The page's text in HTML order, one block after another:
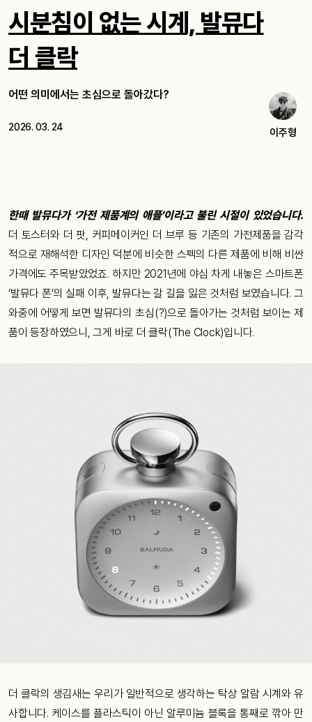
시분침이 없는 시계, 발뮤다
더 클락
어떤 의미에서는 초심으로 돌아갔다?
2026. 03. 24 이주형
한때 발뮤다가 ‘가전 제품계의 애플’이라고 불린 시절이 있었습니다.
더 토스터와 더 팟, 커피메이커인 더 브루 등 기존의 가전제품을 감각
적으로 재해석한 디자인 덕분에 비슷한 스펙의 다른 제품에 비해 비싼
가격에도 주목받았었죠. 하지만 2021년에 야심 차게 내놓은 스마트폰
‘발뮤다 폰’의 실패 이후, 발뮤다는 갈 길을 잃은 것처럼 보였습니다. 그
와중에 어떻게 보면 발뮤다의 초심(?)으로 돌아가는 것처럼 보이는 제
품이 등장하였으니, 그게 바로 더 클락(The Clock)입니다.
더 클락의 생김새는 우리가 일반적으로 생각하는 탁상 알람 시계와 유
사합니다. 케이스를 플라스틱이 아닌 알루미늄 블록을 통째로 깎아 만